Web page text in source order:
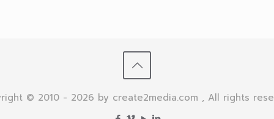
© 2010 - 2026 by create2media.com , All rights